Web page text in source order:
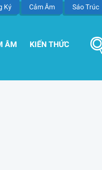
Ký Cảm Âm Sáo Trúc
ÂM KIẾN THỨC